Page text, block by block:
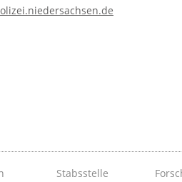
Stabsstelle